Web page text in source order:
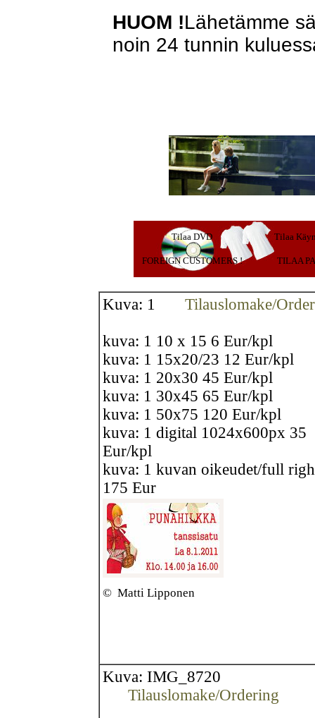
HUOM !Lähetämme
noin 24 tunnin
Tilaa DVD
FOREIGN CUSTOMERS !
Tilaa
TILAA
Kuva: 1 Tilauslomake/
kuva: 1 10 x 15 6 Eur/kpl
kuva: 1 15x20/23 12 Eur/kpl
kuva: 1 20x30 45 Eur/kpl
kuva: 1 30x45 65 Eur/kpl
kuva: 1 50x75 120 Eur/kpl
kuva: 1 digital 1024x600px 35
Eur/kpl
kuva: 1 kuvan oikeudet/full
175 Eur
© Matti Lipponen
Kuva: IMG_8720
Tilauslomake/Ordering